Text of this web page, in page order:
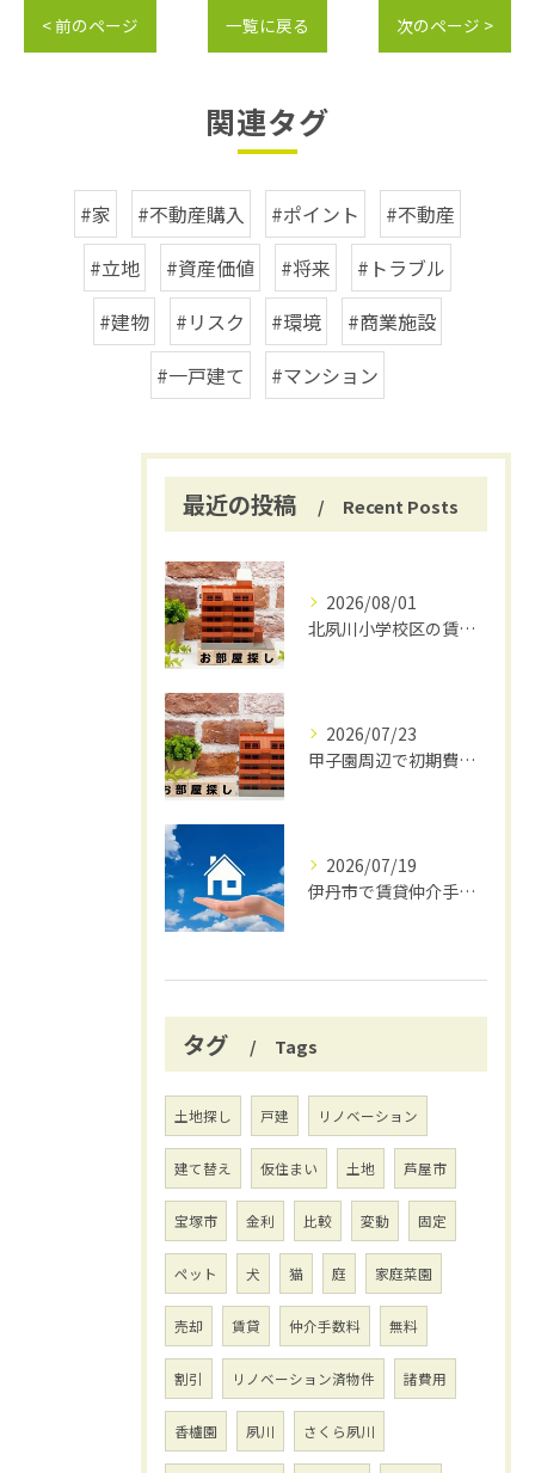
< 前のページ 一覧に戻る 次のページ >
関連タグ
#家 #不動産購入 #ポイント
#不動産
#立地
#資産価値 #将来
#トラブル
#建物
#リスク #環境
#商業施設
#一戸建て
#マンション
最近の投稿 Recent Posts
2026/08/01
北夙川小学校区の賃貸と仲介手数料無料の魅力
2026/07/23
甲子園周辺で初期費用安く賃貸探し
2026/07/19
伊丹市で賃貸仲介手数料無料の賢い借り方
タグ Tags
土地探し 戸建 リノベーション
建て替え 仮住まい 土地 芦屋市
宝塚市 金利 比較 変動 固定
ペット 犬 猫 庭 家庭菜園
売却 賃貸 仲介手数料 無料
割引 リノベーション済物件 諸費用
香櫨園 夙川 さくら夙川